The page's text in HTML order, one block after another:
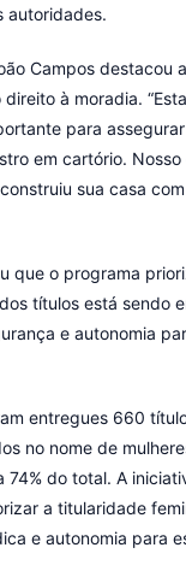
autoridades.
Campos destacou
à moradia.
para
em cartório.
sua casa
que o programa
títulos está sendo
e autonomia
entregues 660
no nome de
74% do total. A
a titularidade
e autonomia para